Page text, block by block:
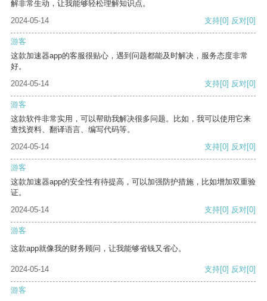
解非常生动，让我能够轻松理解知识点。
2024-05-14
支持[0] 反对[0]
游客
这款加速器app的客服很贴心，遇到问题都能及时解决，服务态度非常
好。
2024-05-14
支持[0] 反对[0]
游客
这款软件非常实用，可以帮助我解决很多问题。比如，我可以使用它来
查找资料、翻译语言、编写代码等。
2024-05-14
支持[0] 反对[0]
游客
这款加速器app的安全性有待提高，可以加强防护措施，比如增加双重验
证。
2024-05-14
支持[0] 反对[0]
游客
这款app就像我的财务顾问，让我能够省钱又省心。
2024-05-14 支持[0] 反对[0]
游客